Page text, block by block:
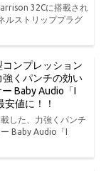
32Cに搭載され
ルストリッププラグ
コンプレッション
くパンチの効い
Baby Audio「I
値に！！
した、力強くパンチ
Baby Audio「I